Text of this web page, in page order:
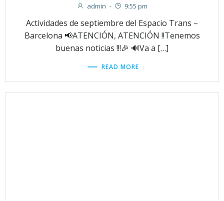
admin - 9:55 pm
Actividades de septiembre del Espacio Trans –
Barcelona 📢ATENCIÓN, ATENCIÓN !!Tenemos
buenas noticias !!!🎉 🔊Va a […]
READ MORE